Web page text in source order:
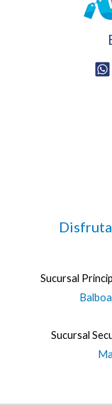
Sucursal
Sucursal